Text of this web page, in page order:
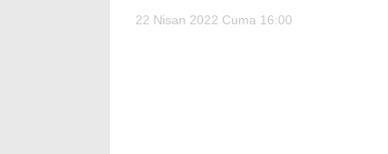
22 Nisan 2022 Cuma 16:00